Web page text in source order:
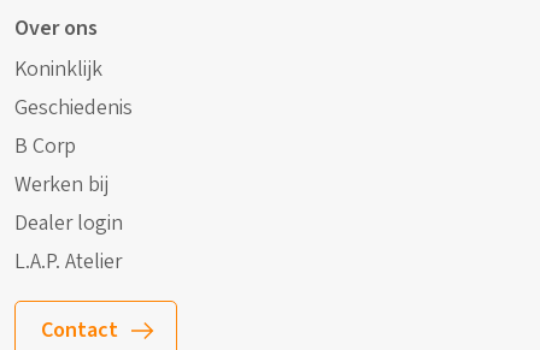
Over ons
Koninklijk
Geschiedenis
B Corp
Werken bij
Dealer login
L.A.P. Atelier
Contact